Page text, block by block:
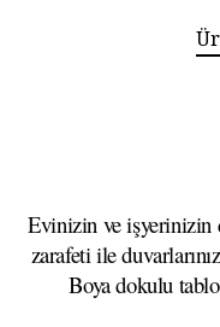
Evinizin ve işyerinizin
zarafeti ile
Boya dokulu